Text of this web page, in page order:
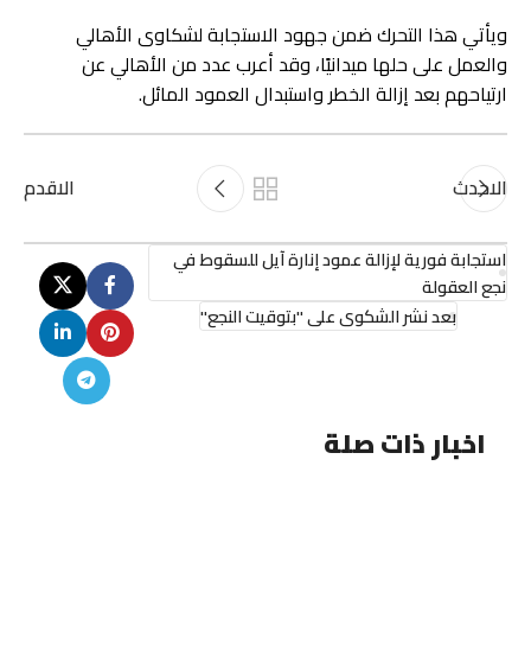
ويأتي هذا التحرك ضمن جهود الاستجابة لشكاوى الأهالي
والعمل على حلها ميدانيًا، وقد أعرب عدد من الأهالي عن
ارتياحهم بعد إزالة الخطر واستبدال العمود المائل.
الاحدث الاقدم
استجابة فورية لإزالة عمود إنارة آيل للسقوط في
نجع العقولة
بعد نشر الشكوى على "بتوقيت النجع"
اخبار ذات صلة